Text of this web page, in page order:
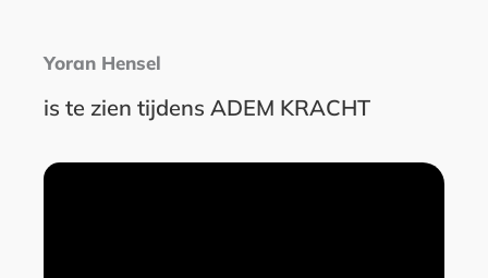
Yoran Hensel
is te zien tijdens ADEM KRACHT